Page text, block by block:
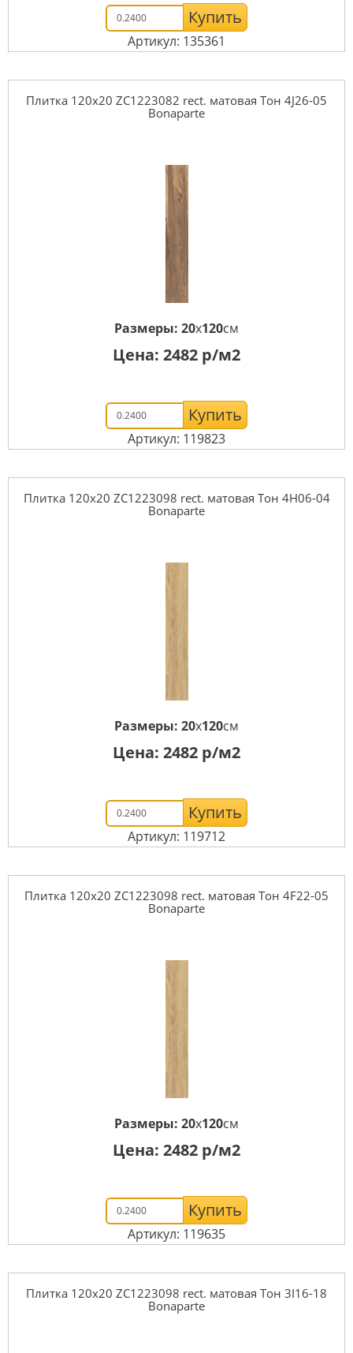
Купить
Артикул: 135361
Плитка 120x20 ZC1223082 rect. матовая Тон 4J26-05
Bonaparte
Размеры: 20x120см
Цена: 2482 р/м2
Купить
Артикул: 119823
Плитка 120x20 ZC1223098 rect. матовая Тон 4H06-04
Bonaparte
Размеры: 20x120см
Цена: 2482 р/м2
Купить
Артикул: 119712
Плитка 120x20 ZC1223098 rect. матовая Тон 4F22-05
Bonaparte
Размеры: 20x120см
Цена: 2482 р/м2
Купить
Артикул: 119635
Плитка 120x20 ZC1223098 rect. матовая Тон 3I16-18
Bonaparte